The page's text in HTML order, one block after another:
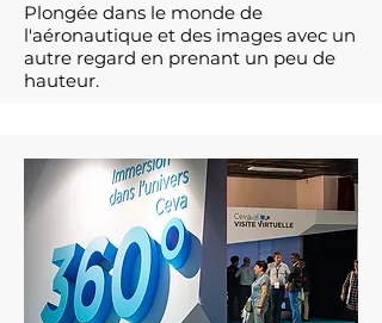
Plongée dans le monde de
l'aéronautique et des images avec un
autre regard en prenant un peu de
hauteur.